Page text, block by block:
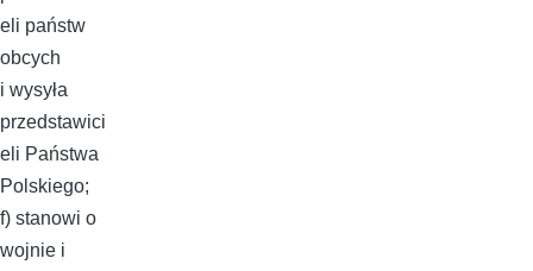
eli państw
obcych
i wysyła
przedstawici
eli Państwa
Polskiego;
f) stanowi o
wojnie i